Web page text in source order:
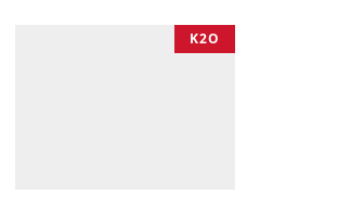
K2O